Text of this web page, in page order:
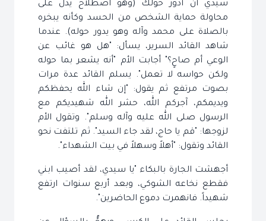
سيدي أن أدور حولك (وهو اصطلاح يدل على
محاولة حماية الشخص من الحسد وكأنه يبخره
بالصلاة على محمد وآله وهو يدور حوله). عندما
شاهد القائد السرير، يسأل: "هل هو غائب عن
الوعي أم صاحٍ؟" أجابت الأم "أنه يشعر بما حوله
ولكن حواسه لا تعمل". يسلم القائد عدة مرات
بصوت مرتفع ثم يقول: "إن شاء الله يحفظكم
ويديمكم، آجركم الله، حشر الله شهيديكم مع
الرسول صلى الله عليه وآله وسلم". وتقول الأم
لزوجها: "قم يا حاج، لقد جاء السيد". ثم تلتفت نحو
القائد وتقول: "أهلاً وسهلاً في بيت الشهداء".
أجهشت الجارة بالبكاء "يا سيدي، لقد أصيب ابني
فقطع نخاعه الشوكي، وبعد أربع سنوات ارتفع
شهيداً. فانهمرت دموع الحاضرين".